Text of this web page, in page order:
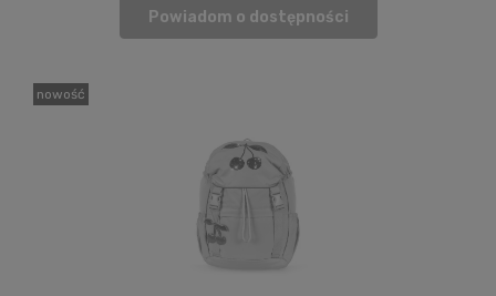
Powiadom o dostępności
nowość